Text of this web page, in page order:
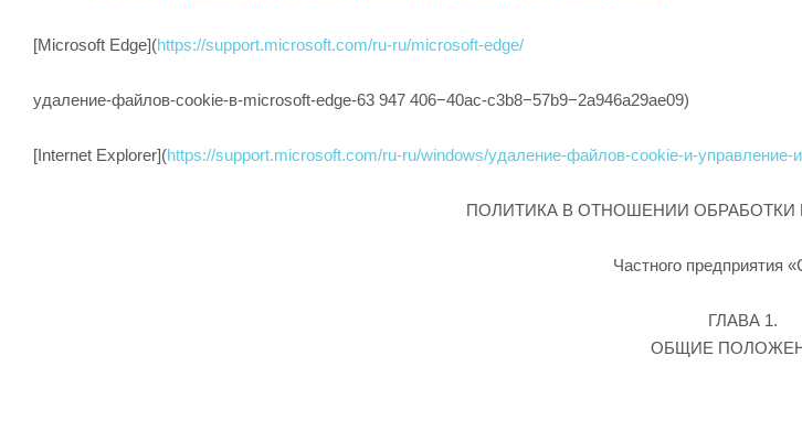
[Microsoft Edge](https://support.microsoft.com/ru-ru/microsoft-edge/
удаление-файлов-cookie-в-microsoft-edge-63 947 406−40ac-c3b8−57b9−2a946a29ae09)
[Internet Explorer](https://support.microsoft.com/ru-ru/windows/удаление-файлов-cookie-и-управление-
ПОЛИТИКА В ОТНОШЕНИИ
Частного предприятия
ГЛАВА 1.
ОБЩИЕ